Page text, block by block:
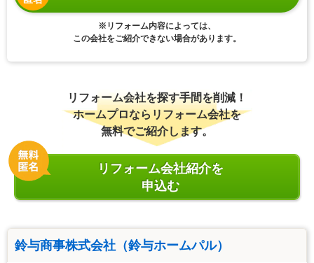
※リフォーム内容によっては、
この会社をご紹介できない場合があります。
リフォーム会社を探す手間を削減！
ホームプロならリフォーム会社を
無料でご紹介します。
リフォーム会社紹介を
申込む
鈴与商事株式会社（鈴与ホームパル）